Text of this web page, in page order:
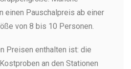
einen Pauschalpreis ab einer
von 8 bis 10 Personen.
Preisen enthalten ist: die
an den Stationen